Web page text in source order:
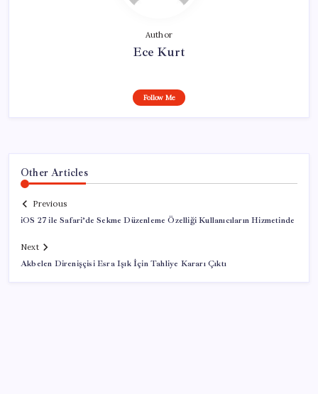
Author
Ece Kurt
Follow Me
Other Articles
Previous
iOS 27 ile Safari’de Sekme Düzenleme Özelliği Kullanıcıların Hizmetinde
Next
Akbelen Direnişçisi Esra Işık İçin Tahliye Kararı Çıktı